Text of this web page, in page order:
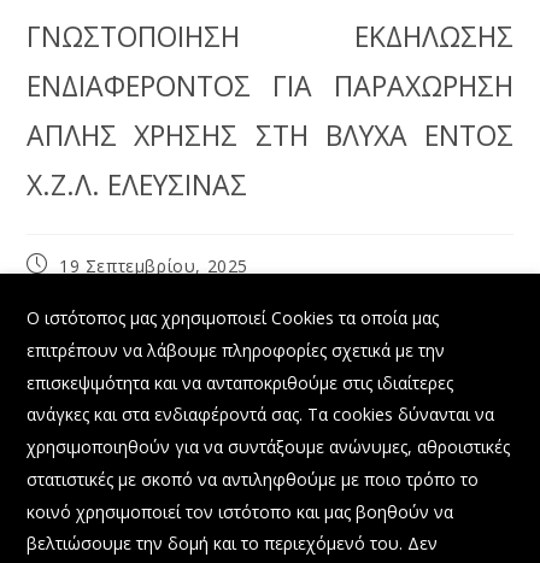
ΓΝΩΣΤΟΠΟΙΗΣΗ ΕΚΔΗΛΩΣΗΣ
ΕΝΔΙΑΦΕΡΟΝΤΟΣ ΓΙΑ ΠΑΡΑΧΩΡΗΣΗ
ΑΠΛΗΣ ΧΡΗΣΗΣ ΣΤΗ ΒΛΥΧΑ ΕΝΤΟΣ
Χ.Ζ.Λ. ΕΛΕΥΣΙΝΑΣ
19 Σεπτεμβρίου, 2025
Στο πλαίσιο ενημέρωσης των διοικούμενων και προς
επίτευξη υγιούς ανταγωνισμού, η Εταιρεία «Οργανισμός
Λιμένα Ελευσίνας Ανώνυμη Εταιρεία, Ο.Λ.Ε. Α.Ε.»
ανακοινώνει ότι διατίθεται προς παραχώρηση απλής χρήσης
χερσαίου χώρου, συνολικού εμβαδού3.715,70μ
στην
περιοχή της Βλύχα, εντός της χερσαίας ζώνης του λιμένα
Ελευσίνας. Κατόπιν τούτου έκαστος ενδιαφερόμενος δύναται
να εκδηλώσει ενδιαφέρον με αίτηση του προς την
Γραμματεία της Ο.Λ.Ε. Α.Ε.
Ο ιστότοπος μας χρησιμοποιεί Cookies τα οποία μας
επιτρέπουν να λάβουμε πληροφορίες σχετικά με την
επισκεψιμότητα και να ανταποκριθούμε στις ιδιαίτερες
ανάγκες και στα ενδιαφέροντά σας. Τα cookies δύνανται να
χρησιμοποιηθούν για να συντάξουμε ανώνυμες, αθροιστικές
στατιστικές με σκοπό να αντιληφθούμε με ποιο τρόπο το
κοινό χρησιμοποιεί τον ιστότοπο και μας βοηθούν να
βελτιώσουμε την δομή και το περιεχόμενό του. Δεν